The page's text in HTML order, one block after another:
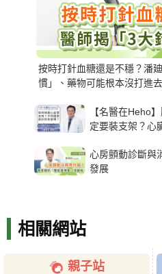
按時打針血糖還是不穩？潘
慣」、藥物可能根本沒打進去
【名醫在Heho
定要裝支架？心
心房顫動診斷與
發展
相關網站
親子站